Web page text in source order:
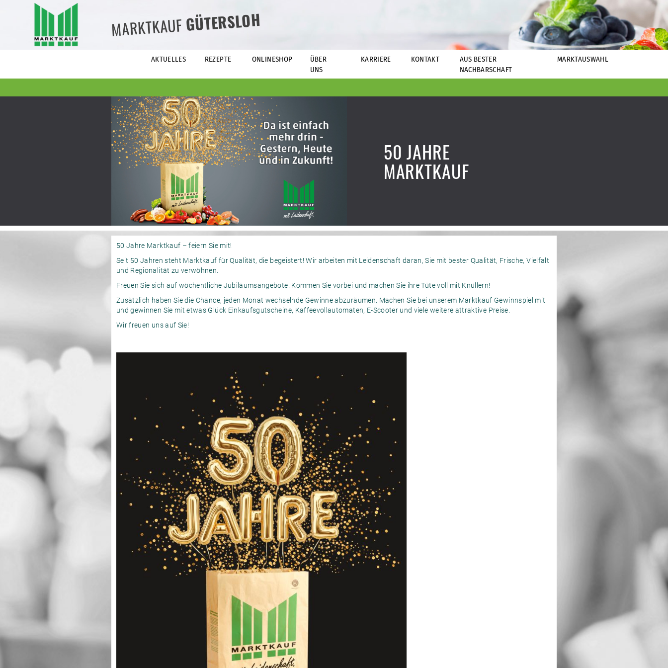
MARKTKAUFGÜTERSLOH
AKTUELLES REZEPTE ONLINESHOP
ÜBER
UNS
KARRIERE KONTAKT
AUS BESTER
NACHBARSCHAFT
MARKTAUSWAHL
50 JAHRE
MARKTKAUF
50 Jahre Marktkauf – feiern Sie mit!
Seit 50 Jahren steht Marktkauf für Qualität, die begeistert! Wir arbeiten mit Leidenschaft daran, Sie mit bester Qualität, Frische, Vielfalt
und Regionalität zu verwöhnen.
Freuen Sie sich auf wöchentliche Jubiläumsangebote. Kommen Sie vorbei und machen Sie ihre Tüte voll mit Knüllern!
Zusätzlich haben Sie die Chance, jeden Monat wechselnde Gewinne abzuräumen. Machen Sie bei unserem Marktkauf Gewinnspiel mit
und gewinnen Sie mit etwas Glück Einkaufsgutscheine, Kaffeevollautomaten, E-Scooter und viele weitere attraktive Preise.
Wir freuen uns auf Sie!